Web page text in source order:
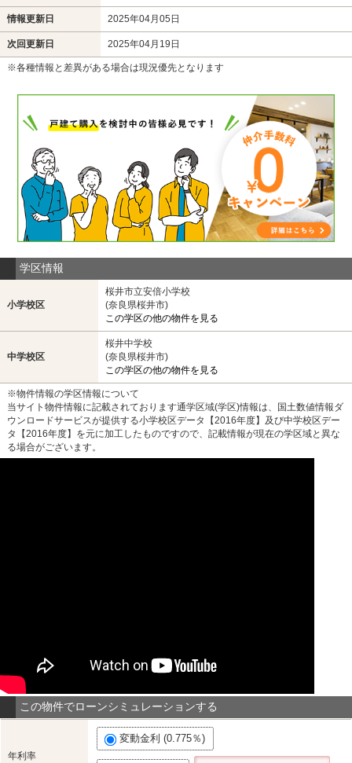
情報更新日 2025年04月05日
次回更新日 2025年04月19日
※各種情報と差異がある場合は現況優先となります
学区情報
小学校区
桜井市立安倍小学校
(奈良県桜井市)
この学区の他の物件を見る
中学校区
桜井中学校
(奈良県桜井市)
この学区の他の物件を見る
※物件情報の学区情報について
当サイト物件情報に記載されております通学区域(学区)情報は、国土数値情報ダ
ウンロードサービスが提供する小学校区データ【2016年度】及び中学校区デー
タ【2016年度】を元に加工したものですので、記載情報が現在の学区域と異な
る場合がございます。
この物件でローンシミュレーションする
年利率
変動金利 (0.775％)